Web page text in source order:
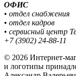
ОФИС
• отдел снабжения
• отдел кадров
• сервисный центр
+7 (3902) 24-88-11
© 2026 Интернет-
и логотипы